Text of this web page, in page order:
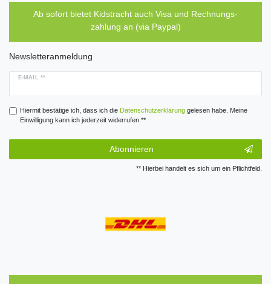
Ab sofort bietet Kidstracht auch Visa und Rechnungs-
zahlung an (via Paypal)
Newsletteranmeldung
E-MAIL **
Hiermit bestätige ich, dass ich die Daten­schutz­erklärunggelesen habe. Meine
Einwilligung kann ich jederzeit widerrufen.**
Abonnieren
** Hierbei handelt es sich um ein Pflichtfeld.